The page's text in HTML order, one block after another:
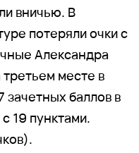
вничью. В
потеряли очки с
Александра
месте в
зачетных баллов в
19 пунктами.